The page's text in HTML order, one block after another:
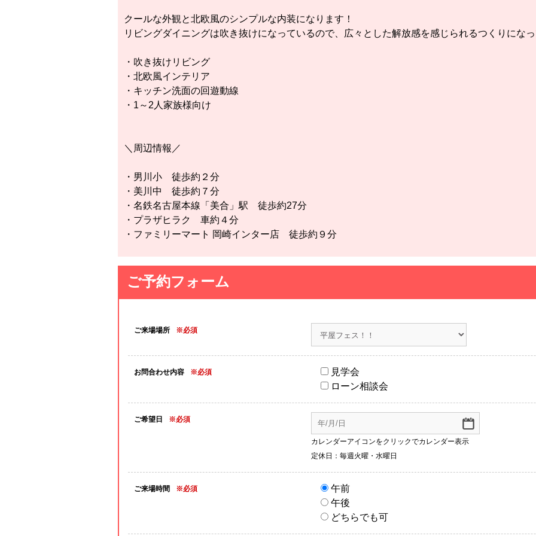
クールな外観と北欧風のシンプルな内装になります！
リビングダイニングは吹き抜けになっているので、広々とした解放感を感じられるつくりにな
・吹き抜けリビング
・北欧風インテリア
・キッチン洗面の回遊動線
・1～2人家族様向け
＼周辺情報／
・男川小 徒歩約２分
・美川中 徒歩約７分
・名鉄名古屋本線「美合」駅 徒歩約27分
・プラザヒラク 車約４分
・ファミリーマート 岡崎インター店 徒歩約９分
ご予約フォーム
ご来場場所 ※必須
お問合わせ内容 ※必須
見学会
ローン相談会
ご希望日 ※必須
カレンダーアイコンをクリックでカレンダー表示
定休日：毎週火曜・水曜日
ご来場時間 ※必須
午前
午後
どちらでも可